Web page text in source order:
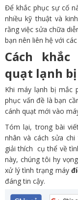
Để khắc phục sự cố
nhiều kỹ thuật và
rằng việc sửa chữa
bạn nên liên hệ với
Cách
quạt lạnh
Khi máy lạnh bị mắc
phục vấn đề là bạn
cánh quạt mới vào
Tóm lại, trong bài
nhân và cách sửa chi
giải thích cụ thể về
này, chúng tôi hy
xử lý tình trạng máy
đáng tin cậy.